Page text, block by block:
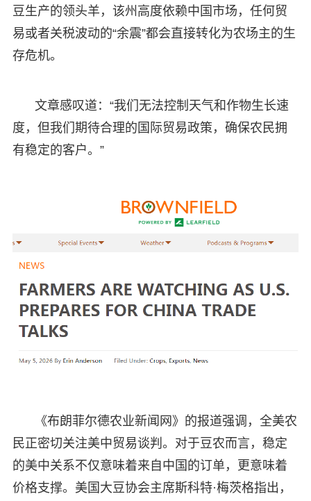
豆生产的领头羊，该州高度依赖中国市场，任何贸
易或者关税波动的“余震”都会直接转化为农场主的生
存危机。
文章感叹道：“我们无法控制天气和作物生长速
度，但我们期待合理的国际贸易政策，确保农民拥
有稳定的客户。”
《布朗菲尔德农业新闻网》的报道强调，全美农
民正密切关注美中贸易谈判。对于豆农而言，稳定
的美中关系不仅意味着来自中国的订单，更意味着
价格支撑。美国大豆协会主席斯科特·梅茨格指出，